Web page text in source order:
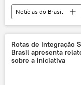
Notícias do Brasil
Simone Tebet
BNDES
Nova
Nova Indústria Brasil
Rotas de Integração
Brasil apresenta
sobre a iniciativa